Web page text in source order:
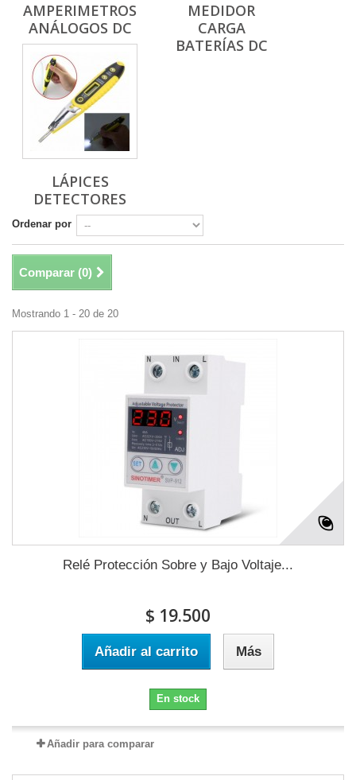
AMPERIMETROS
ANÁLOGOS DC
MEDIDOR
CARGA
BATERÍAS DC
LÁPICES
DETECTORES
Ordenar por
Comparar (0)
Mostrando 1 - 20 de 20
Relé Protección Sobre y Bajo Voltaje...
$ 19.500
Añadir al carrito Más
En stock
Añadir para comparar